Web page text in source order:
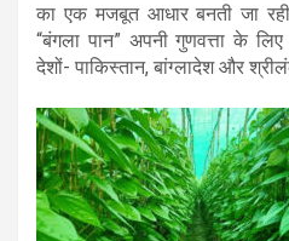
का एक मजबूत आधार बनती जा
“बंगला पान” अपनी गुणवत्ता के
देशों- पाकिस्तान, बांग्लादेश और